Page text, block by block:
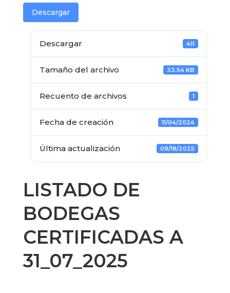
Descargar
Descargar 411
Tamaño del archivo 33.54 KB
Recuento de archivos 1
Fecha de creación 11/04/2024
Última actualización 09/18/2025
LISTADO DE
BODEGAS
CERTIFICADAS A
31_07_2025